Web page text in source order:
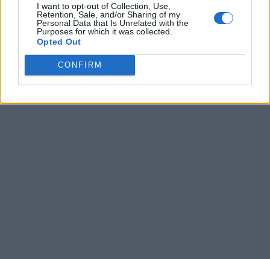
I want to opt-out of Collection, Use,
Retention, Sale, and/or Sharing of my
Personal Data that Is Unrelated with the
Purposes for which it was collected.
Opted Out
CONFIRM